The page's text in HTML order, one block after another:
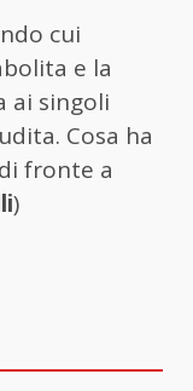
cui
e la
ai singoli
Cosa ha
fronte a
)